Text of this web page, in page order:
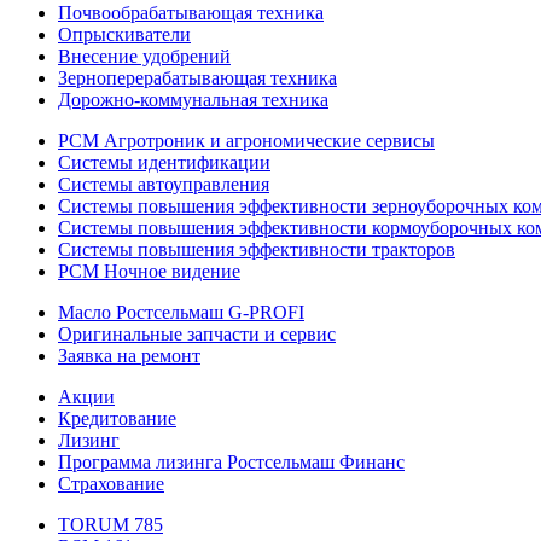
Почвообрабатывающая техника
Опрыскиватели
Внесение удобрений
Зерноперерабатывающая техника
Дорожно-коммунальная техника
РСМ Агротроник и агрономические сервисы
Системы идентификации
Системы автоуправления
Системы повышения эффективности зерноуборочных
Системы повышения эффективности кормоуборочных
Системы повышения эффективности тракторов
РСМ Ночное видение
Масло Ростсельмаш G-PROFI
Оригинальные запчасти и сервис
Заявка на ремонт
Акции
Кредитование
Лизинг
Программа лизинга Ростсельмаш Финанс
Страхование
TORUM 785